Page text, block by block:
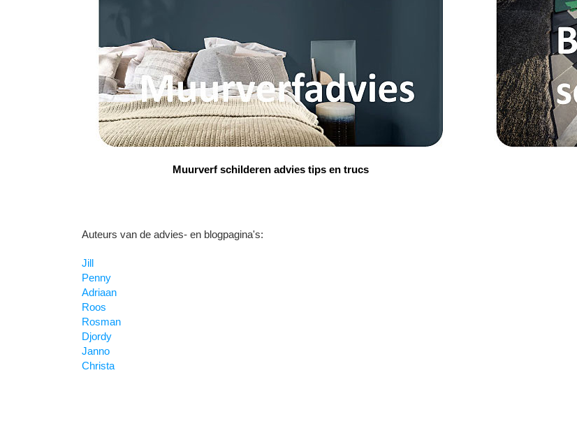
Muurverf schilderen advies tips en trucs
Auteurs van de advies- en blogpagina's:
Jill
Penny
Adriaan
Roos
Rosman
Djordy
Janno
Christa